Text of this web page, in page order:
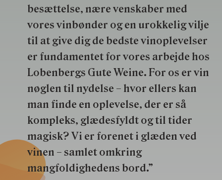
besættelse, nære venskaber med
vores vinbønder og en urokkelig vilje
til at give dig de bedste vinoplevelser
er fundamentet for vores arbejde hos
Lobenbergs Gute Weine. For os er vin
nøglen til nydelse – hvor ellers kan
man finde en oplevelse, der er så
kompleks, glædesfyldt og til tider
magisk? Vi er forenet i glæden ved
vinen – samlet omkring
mangfoldighedens bord.”